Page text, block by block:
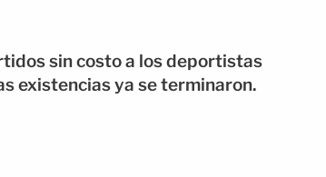
sin costo a los deportistas
existencias ya se terminaron.